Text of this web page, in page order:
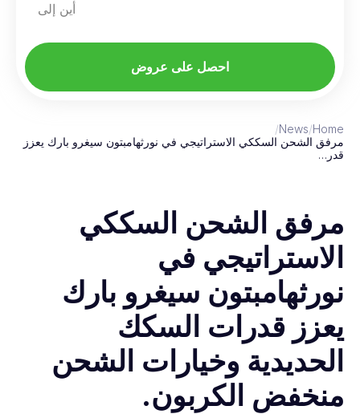
أين إلى
احصل على عروض
Home
/
News
/
مرفق الشحن السككي الاستراتيجي في نورثهامبتون سيغرو بارك يعزز
قدر…
مرفق الشحن السككي
الاستراتيجي في
نورثهامبتون سيغرو بارك
يعزز قدرات السكك
الحديدية وخيارات الشحن
منخفض الكربون.